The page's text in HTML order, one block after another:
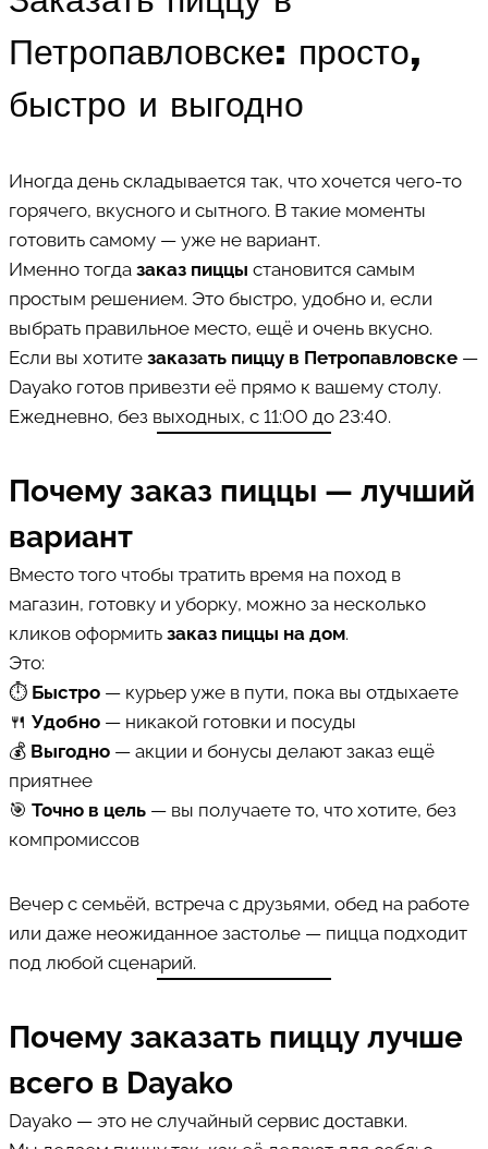
Петропавловске: просто,
быстро и выгодно
Иногда день складывается так, что хочется чего-то
горячего, вкусного и сытного. В такие моменты
готовить самому — уже не вариант.
Именно тогда заказ пиццы становится самым
простым решением. Это быстро, удобно и, если
выбрать правильное место, ещё и очень вкусно.
Если вы хотите заказать пиццу в Петропавловске —
Dayako готов привезти её прямо к вашему столу.
Ежедневно, без выходных, с 11:00 до 23:40.
Почему заказ пиццы — лучший
вариант
Вместо того чтобы тратить время на поход в
магазин, готовку и уборку, можно за несколько
кликов оформить заказ пиццы на дом.
Это:
⏱ Быстро — курьер уже в пути, пока вы отдыхаете
🍴 Удобно — никакой готовки и посуды
💰 Выгодно — акции и бонусы делают заказ ещё
приятнее
🎯 Точно в цель — вы получаете то, что хотите, без
компромиссов
Вечер с семьёй, встреча с друзьями, обед на работе
или даже неожиданное застолье — пицца подходит
под любой сценарий.
Почему заказать пиццу лучше
всего в Dayako
Dayako — это не случайный сервис доставки.